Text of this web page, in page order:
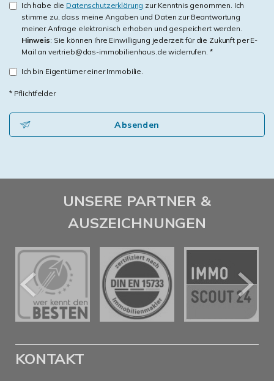
Ich habe die Datenschutzerklärung zur Kenntnis genommen. Ich
stimme zu, dass meine Angaben und Daten zur Beantwortung
meiner Anfrage elektronisch erhoben und gespeichert werden.
Hinweis: Sie können Ihre Einwilligung jederzeit für die Zukunft per E-
Mail an vertrieb@das-immobilienhaus.de widerrufen. *
Ich bin Eigentümer einer Immobilie.
* Pflichtfelder
Absenden
UNSERE PARTNER &
AUSZEICHNUNGEN
KONTAKT